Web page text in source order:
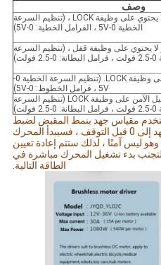
وصف
إصدار البدء المباشر لا يحتوي على وظيفة LOCK ، (تنظيم السرعة
الخطية 0-5V ، الفرامل الخطية: 0-5V)
لا يحتوي على وظيفة قفل ، (تنظيم السرعة
إصدار بدء الأمان يحتوي على وظيفة LOCK. (تنظيم السرعة الخطية 0-
5V ، فرامل الخطوط: 0-5V)
يحتوي إصدار بدء التشغيل الآمن على وظيفة LOCK (تنظيم السرعة
مقياس جهد بنمط المقبض لضبط
السرعة ، وإذا لم يستقر مقياس الجهد إلى 0 قبل التوقف ، فسيبدأ المحرك
وهو ليس آمنًا ، لذلك ستتم إعادة تعيين
وظيفة بدء الأمان تلقائيًا إلى 0 لتجنب بدء تشغيل المحرك مباشرة في
الطاقة التالية.